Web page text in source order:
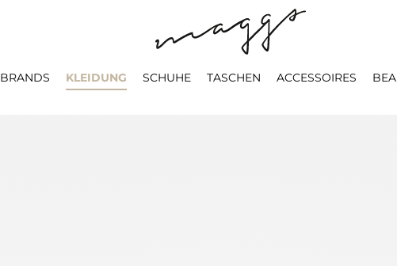
BRANDS KLEIDUNG SCHUHE TASCHEN ACCESSOIRES